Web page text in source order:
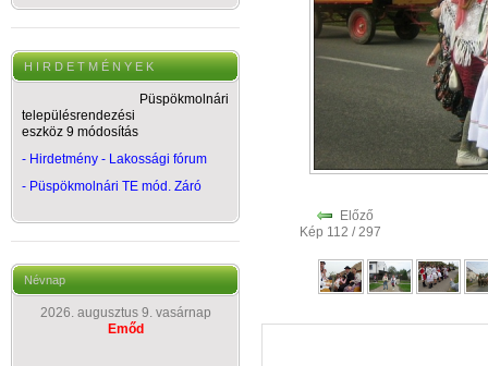
H I R D E T M É N Y E K
Püspökmolnári
településrendezési
eszköz 9 módosítás
- Hirdetmény - Lakossági fórum
- Püspökmolnári TE mód. Záró
Névnap
2026. augusztus 9. vasárnap
Emőd
Előző
Kép 112 / 297